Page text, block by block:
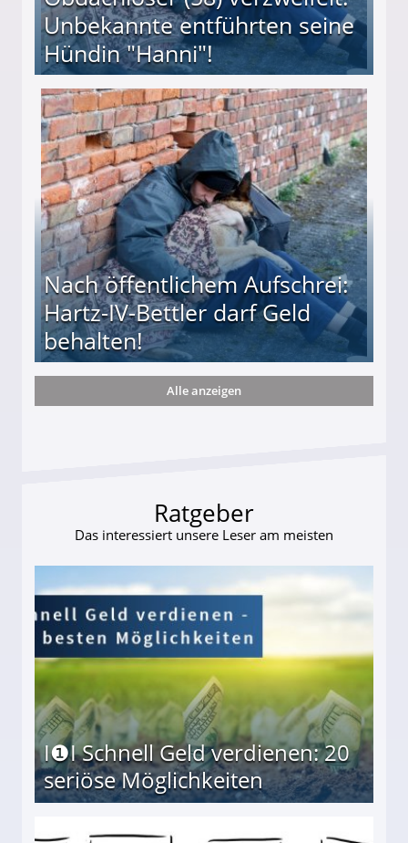
Unbekannte entführten seine
Hündin "Hanni"!
entführten seine Hündin "Hanni"!
Nach öffentlichem Aufschrei:
Hartz-IV-Bettler darf Geld
behalten!
darf Geld behalten!
Alle anzeigen
Ratgeber
Das interessiert unsere Leser am meisten
I❶I Schnell Geld verdienen: 20
seriöse Möglichkeiten